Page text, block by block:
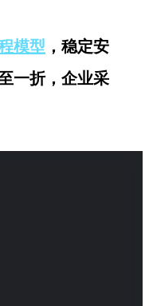
模型 ，稳定安
一折，企业采